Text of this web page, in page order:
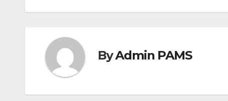
ByAdmin PAMS